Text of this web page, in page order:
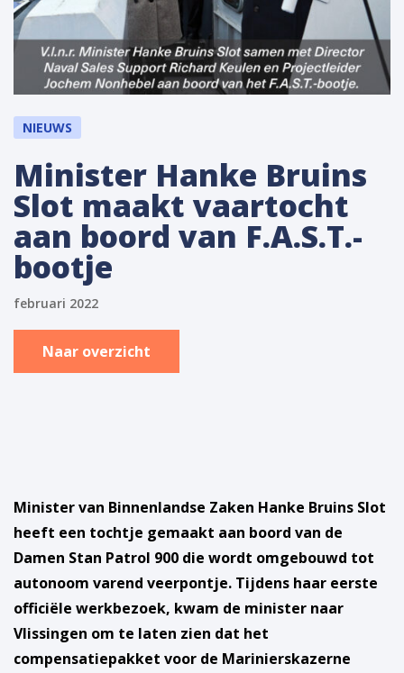
NIEUWS
Minister Hanke Bruins
Slot maakt vaartocht
aan boord van F.A.S.T.-
bootje
februari 2022
Naar overzicht
Minister van Binnenlandse Zaken Hanke Bruins Slot
heeft een tochtje gemaakt aan boord van de
Damen Stan Patrol 900 die wordt omgebouwd tot
autonoom varend veerpontje. Tijdens haar eerste
officiële werkbezoek, kwam de minister naar
Vlissingen om te laten zien dat het
compensatiepakket voor de Marinierskazerne